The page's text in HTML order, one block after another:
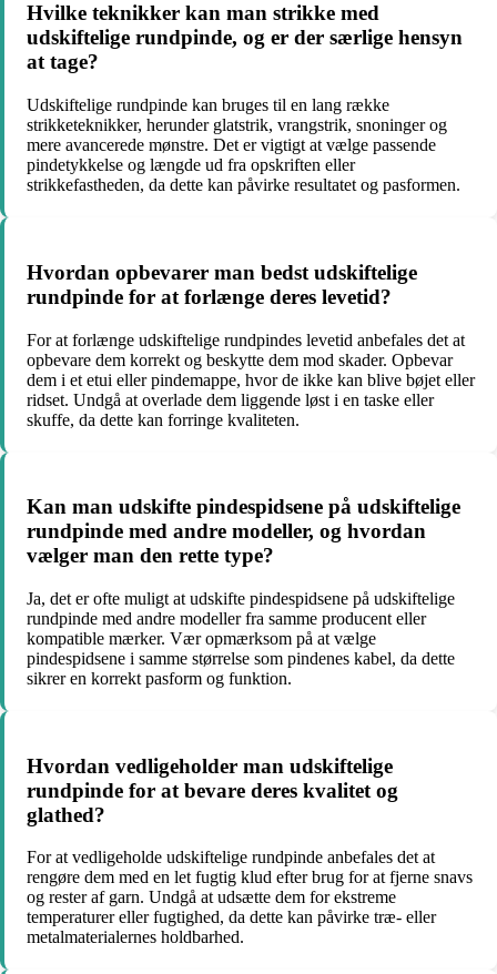
Hvilke teknikker kan man strikke med
udskiftelige rundpinde, og er der særlige hensyn
at tage?
Udskiftelige rundpinde kan bruges til en lang række
strikketeknikker, herunder glatstrik, vrangstrik, snoninger og
mere avancerede mønstre. Det er vigtigt at vælge passende
pindetykkelse og længde ud fra opskriften eller
strikkefastheden, da dette kan påvirke resultatet og pasformen.
Hvordan opbevarer man bedst udskiftelige
rundpinde for at forlænge deres levetid?
For at forlænge udskiftelige rundpindes levetid anbefales det at
opbevare dem korrekt og beskytte dem mod skader. Opbevar
dem i et etui eller pindemappe, hvor de ikke kan blive bøjet eller
ridset. Undgå at overlade dem liggende løst i en taske eller
skuffe, da dette kan forringe kvaliteten.
Kan man udskifte pindespidsene på udskiftelige
rundpinde med andre modeller, og hvordan
vælger man den rette type?
Ja, det er ofte muligt at udskifte pindespidsene på udskiftelige
rundpinde med andre modeller fra samme producent eller
kompatible mærker. Vær opmærksom på at vælge
pindespidsene i samme størrelse som pindenes kabel, da dette
sikrer en korrekt pasform og funktion.
Hvordan vedligeholder man udskiftelige
rundpinde for at bevare deres kvalitet og
glathed?
For at vedligeholde udskiftelige rundpinde anbefales det at
rengøre dem med en let fugtig klud efter brug for at fjerne snavs
og rester af garn. Undgå at udsætte dem for ekstreme
temperaturer eller fugtighed, da dette kan påvirke træ- eller
metalmaterialernes holdbarhed.